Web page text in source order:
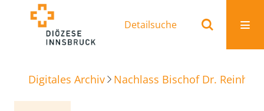
Detailsuche
Digitales Archiv Nachlass Bischof Dr.